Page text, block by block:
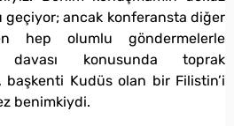
geçiyor; ancak konferansta diğer
hep olumlu göndermelerle
konusunda toprak
Kudüs olan bir Filistin’i
benimkiydi.